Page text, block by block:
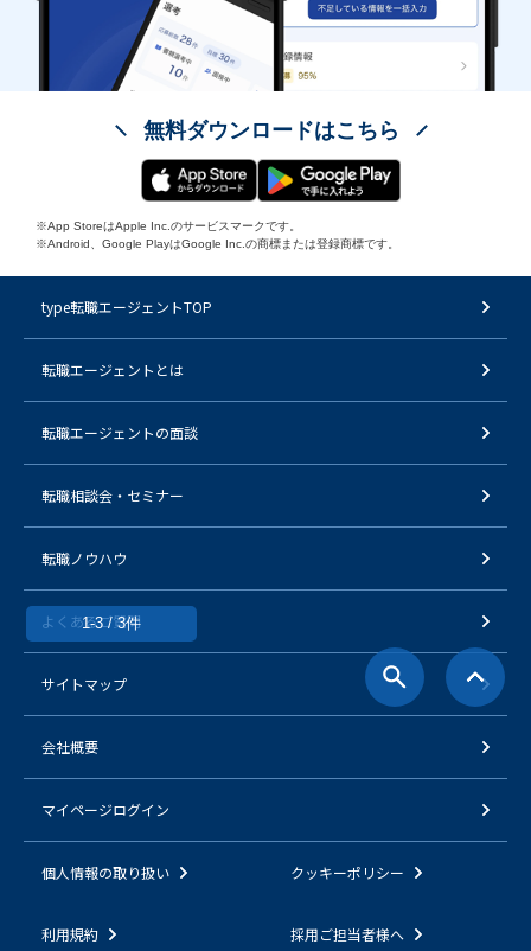
1-3 / 3件
無料ダウンロードはこちら
※App StoreはApple Inc.のサービスマークです。
※Android、Google PlayはGoogle Inc.の商標または登録商標です。
type転職エージェントTOP
転職エージェントとは
転職エージェントの面談
転職相談会・セミナー
転職ノウハウ
よくあるご質問
サイトマップ
会社概要
マイページログイン
個人情報の取り扱い クッキーポリシー
利用規約 採用ご担当者様へ